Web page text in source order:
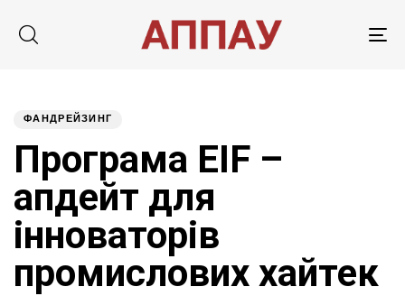
ФАНДРЕЙЗИНГ
Програма EIF –
апдейт для
інноваторів
промислових хайтек